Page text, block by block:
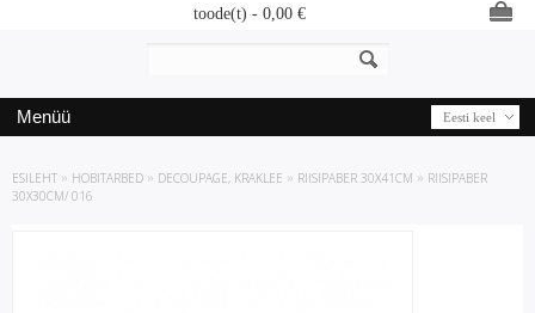
toode(t) - 0,00€
Eesti keel
Menüü
ESILEHT » HOBITARBED » DECOUPAGE, KRAKLEE » RIISIPABER 30X41CM » RIISIPABER
30X30CM/ 016